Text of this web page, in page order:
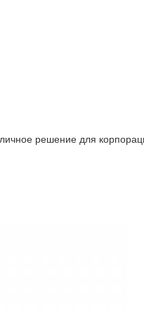
решение для